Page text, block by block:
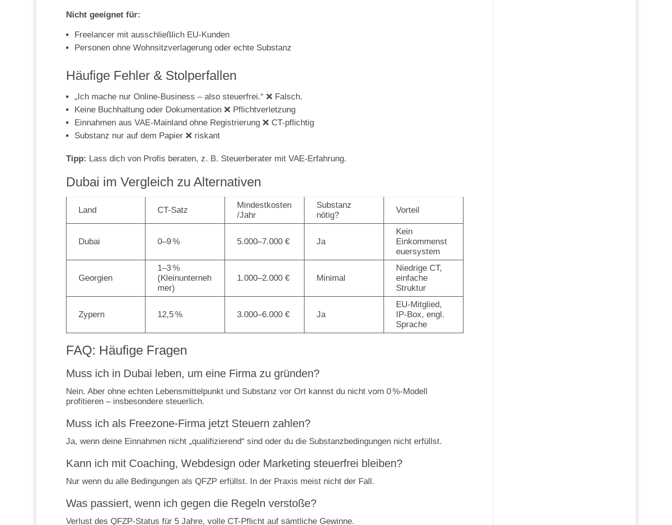
Nicht geeignet für:
Freelancer mit ausschließlich EU-Kunden
Personen ohne Wohnsitzverlagerung oder echte Substanz
Häufige Fehler & Stolperfallen
„Ich mache nur Online-Business – also steuerfrei.“ ❌ Falsch.
Keine Buchhaltung oder Dokumentation ❌ Pflichtverletzung
Einnahmen aus VAE-Mainland ohne Registrierung ❌ CT-pflichtig
Substanz nur auf dem Papier ❌ riskant
Tipp: Lass dich von Profis beraten, z. B. Steuerberater mit VAE-Erfahrung.
Dubai im Vergleich zu Alternativen
Land CT-Satz
Mindestkosten
/Jahr
Substanz
nötig?
Vorteil
Dubai 0–9 % 5.000–7.000 € Ja
Kein
Einkommenst
euersystem
Georgien
1–3 %
(Kleinunterneh
mer)
1.000–2.000 € Minimal
Niedrige CT,
einfache
Struktur
Zypern 12,5 % 3.000–6.000 € Ja
EU-Mitglied,
IP-Box, engl.
Sprache
FAQ: Häufige Fragen
Muss ich in Dubai leben, um eine Firma zu gründen?
Nein. Aber ohne echten Lebensmittelpunkt und Substanz vor Ort kannst du nicht vom 0 %-Modell
profitieren – insbesondere steuerlich.
Muss ich als Freezone-Firma jetzt Steuern zahlen?
Ja, wenn deine Einnahmen nicht „qualifizierend“ sind oder du die Substanzbedingungen nicht erfüllst.
Kann ich mit Coaching, Webdesign oder Marketing steuerfrei bleiben?
Nur wenn du alle Bedingungen als QFZP erfüllst. In der Praxis meist nicht der Fall.
Was passiert, wenn ich gegen die Regeln verstoße?
Verlust des QFZP-Status für 5 Jahre, volle CT-Pflicht auf sämtliche Gewinne.